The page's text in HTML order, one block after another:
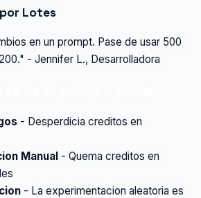
Lotes
en un prompt. Pase de usar 500
- Jennifer L., Desarrolladora
- Desperdicia creditos en
Manual - Quema creditos en
- La experimentacion aleatoria es